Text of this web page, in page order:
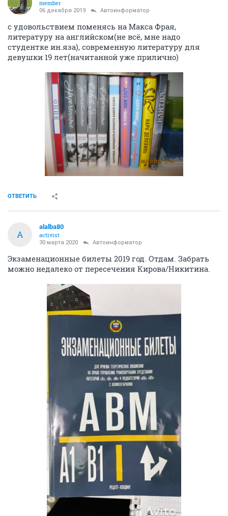
member
06 декабря 2019 Автоинформатор
с удовольствием поменясь на Макса Фрая,
литературу на английском(не всё, мне надо
студентке ин.яза), современную литературу для
девушки 19 лет(начитанной уже прилично)
ОТВЕТИТЬ
A
alalba80
activist
30 марта 2020 Автоинформатор
Экзаменационные билеты 2019 год. Отдам. Забрать
можно недалеко от пересечения Кирова/Никитина.